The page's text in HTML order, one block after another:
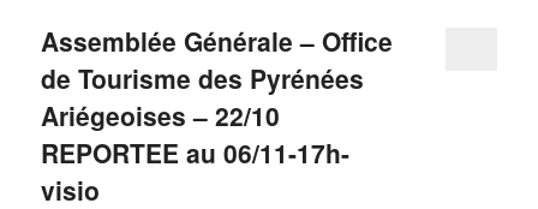
Assemblée Générale – Office
de Tourisme des Pyrénées
Ariégeoises – 22/10
REPORTEE au 06/11-17h-
visio